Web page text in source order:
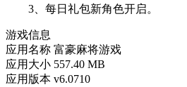
3、每日礼包新角色开启。
游戏信息
应用名称 富豪麻将游戏
应用大小 557.40 MB
应用版本 v6.0710